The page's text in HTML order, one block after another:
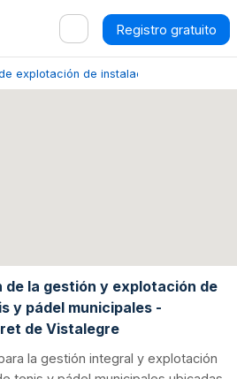
Registro gratuito
explotación de instalaciones deportivas
de la gestión y explotación de
y pádel municipales -
de Vistalegre
la gestión integral y explotación